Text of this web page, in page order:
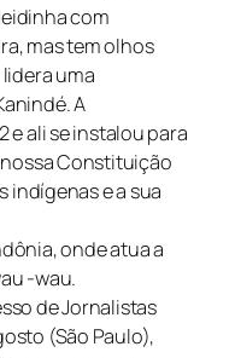
com
mas tem olhos
uma
A
e ali se instalou para
Constituição
indígenas e a sua
onde atua a
-wau.
de Jornalistas
(São Paulo),